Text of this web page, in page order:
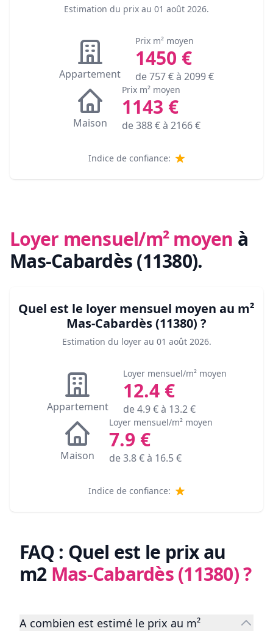
Estimation du prix au 01 août 2026.
Appartement
Prix m² moyen
1450 €
de757€ à 2099€
Maison
Prix m² moyen
1143 €
de388€ à 2166€
Indice de confiance:
Loyer mensuel/m² moyen à
Mas-Cabardès (11380).
Quel est le loyer mensuel moyen au m²
Mas-Cabardès (11380) ?
Estimation du loyer au 01 août 2026.
Appartement
Loyer mensuel/m² moyen
12.4€
de4.9€ à 13.2€
Maison
Loyer mensuel/m² moyen
7.9 €
de3.8€ à 16.5€
Indice de confiance:
FAQ : Quel est le prix au
m2 Mas-Cabardès (11380)?
A combien est estimé le prix au m²